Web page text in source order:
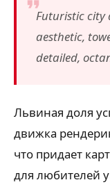
Futuristic city
aesthetic,
detailed,
Львиная доля
движка
что придает
для любителей